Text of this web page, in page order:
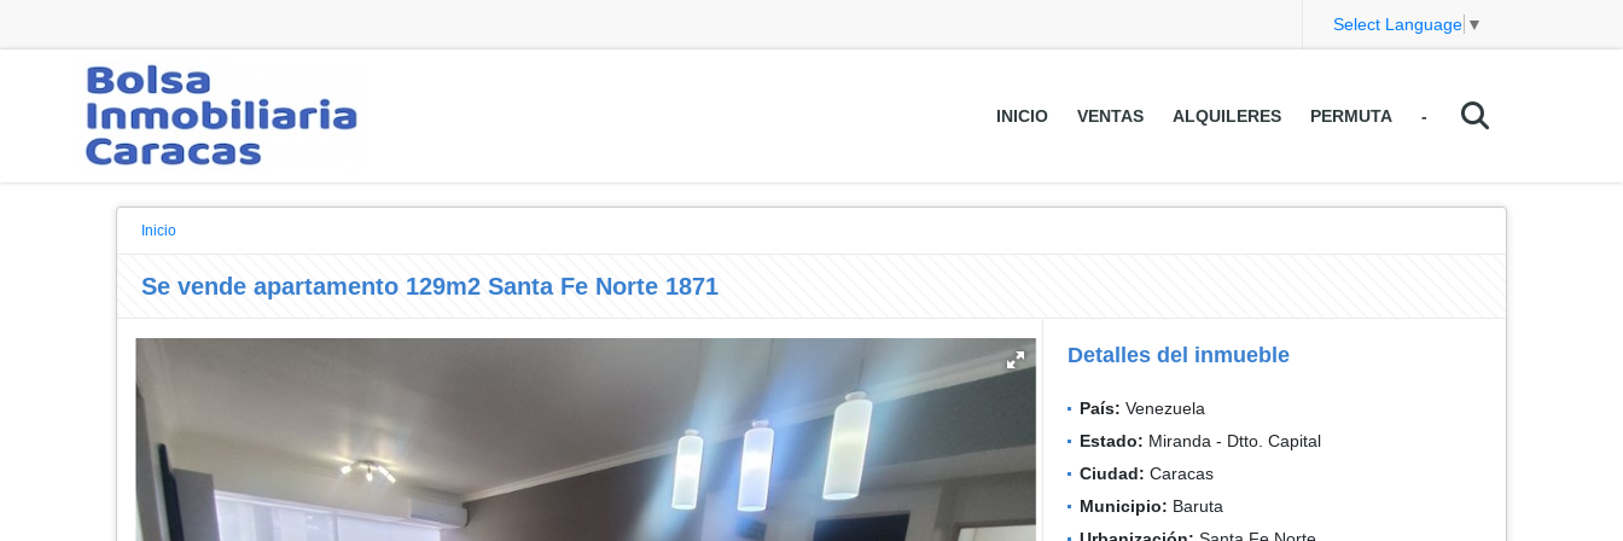
Select Language ▼
INICIO VENTAS ALQUILERES PERMUTA -
Inicio
Se vende apartamento 129m2 Santa Fe Norte 1871
Detalles del inmueble
País: Venezuela
Estado: Miranda - Dtto. Capital
Ciudad: Caracas
Municipio: Baruta